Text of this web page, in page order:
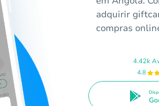
adquirir
compras
4.42k
4.8